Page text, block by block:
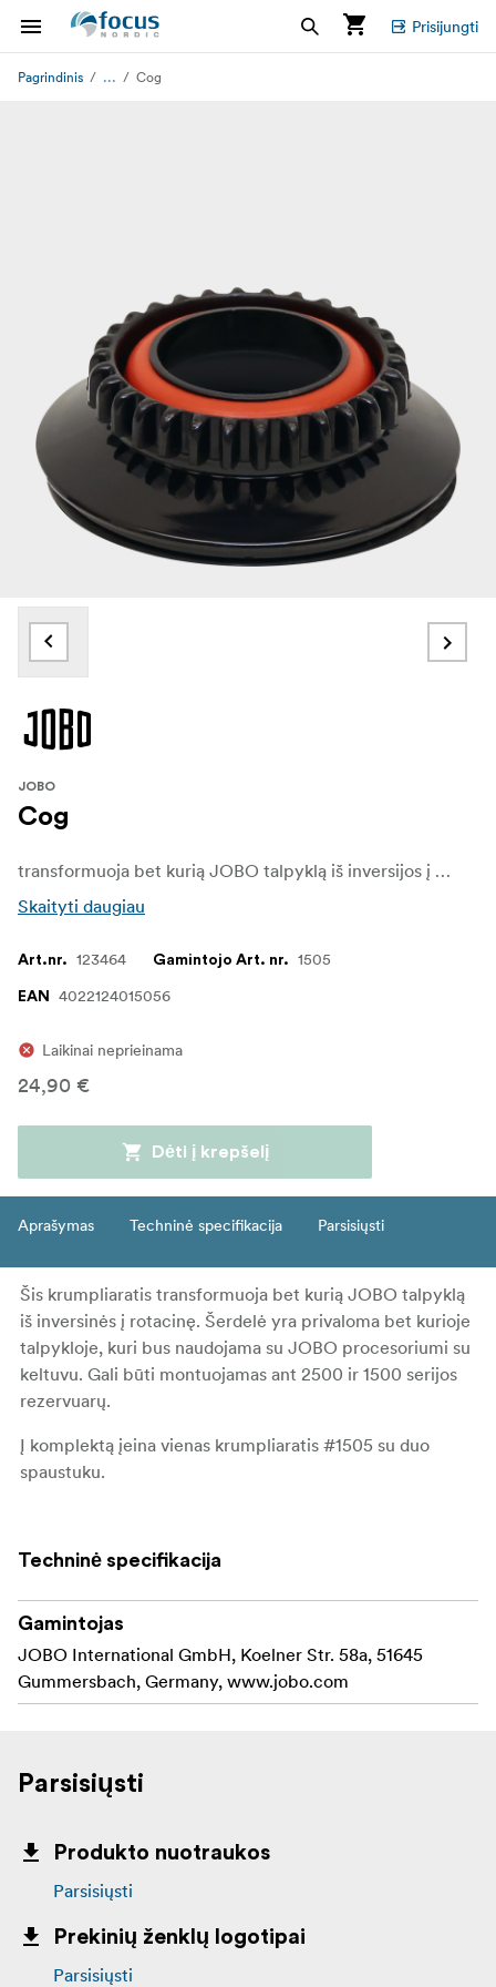
Prisijungti
Pagrindinis ... Cog
JOBO
Cog
transformuoja bet kurią JOBO talpyklą iš inversijos į rotaciją su "JOBO Lift".
Skaityti daugiau
Art.nr. 123464 Gamintojo Art. nr. 1505
EAN 4022124015056
Laikinai neprieinama
24,90 €
Dėti į krepšelį
Aprašymas Techninė specifikacija Parsisiųsti
Šis krumpliaratis transformuoja bet kurią JOBO talpyklą
iš inversinės į rotacinę. Šerdelė yra privaloma bet kurioje
talpykloje, kuri bus naudojama su JOBO procesoriumi su
keltuvu. Gali būti montuojamas ant 2500 ir 1500 serijos
rezervuarų.
Į komplektą įeina vienas krumpliaratis #1505 su duo
spaustuku.
Techninė specifikacija
Gamintojas
JOBO International GmbH, Koelner Str. 58a, 51645
Gummersbach, Germany, www.jobo.com
Parsisiųsti
Produkto nuotraukos
Parsisiųsti
Prekinių ženklų logotipai
Parsisiųsti